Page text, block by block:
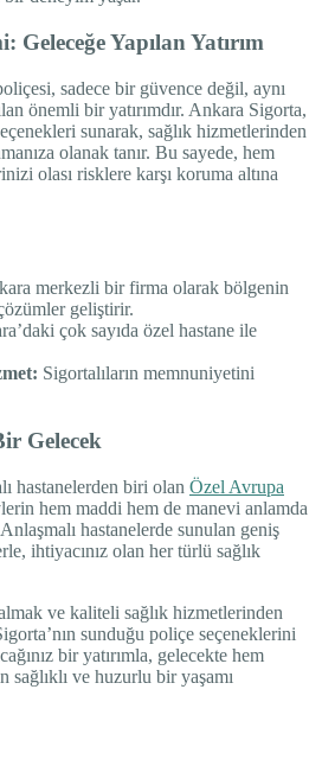
Yapılan Yatırım
sadece bir güvence değil, aynı
önemli bir yatırımdır. Ankara Sigorta,
sunarak, sağlık hizmetlerinden
olanak tanır. Bu sayede, hem
olası risklere karşı koruma altına
merkezli bir firma olarak bölgenin
geliştirir.
çok sayıda özel hastane ile
Sigortalıların memnuniyetini
Gelecek
hastanelerden biri olan Özel Avrupa
hem maddi hem de manevi anlamda
hastanelerde sunulan geniş
ihtiyacınız olan her türlü sağlık
almak ve kaliteli sağlık hizmetlerinden
sunduğu poliçe seçeneklerini
bir yatırımla, gelecekte hem
ve huzurlu bir yaşamı